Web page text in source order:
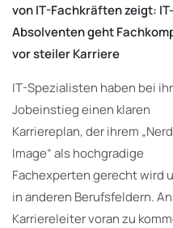
von IT-Fachkräften zeigt: IT-
Absolventen geht
vor steiler Karriere
IT-Spezialisten haben bei
Jobeinstieg einen klaren
Karriereplan, der ihrem
Image“ als hochgradige
Fachexperten gerecht wird
in anderen Berufsfeldern.
Karriereleiter voran zu